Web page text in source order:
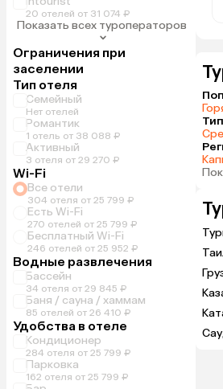
20 отелей от 31 074 ₽
Показать всех туроператоров
Ограничения при
заселении
Тип отеля
Семейный
Нет отелей
Романтик
1 отель от 38 088 ₽
Активный
3 отеля от 29 270 ₽
Wi-Fi
Все отели
304 отеля от 25 799 ₽
Есть Wi-Fi
270 отелей от 25 799 ₽
Бесплатный Wi-Fi
246 отелей от 25 952 ₽
Водные развлечения
Бассейн
34 отеля от 29 845 ₽
Баня / сауна / хаммам
85 отелей от 26 410 ₽
Удобства в отеле
Кондиционер
284 отеля от 25 799 ₽
Парковка
162 отеля от 25 799 ₽